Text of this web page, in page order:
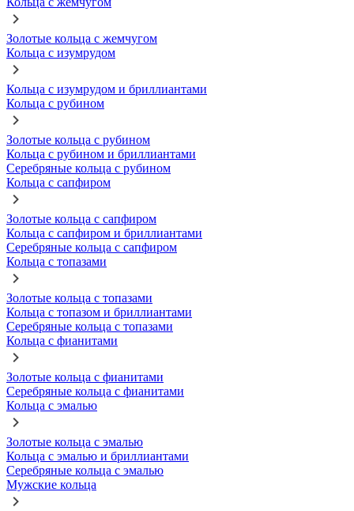
Золотые кольца с жемчугом
Кольца с изумрудом
Кольца с изумрудом и бриллиантами
Кольца с рубином
Золотые кольца с рубином
Кольца с рубином и бриллиантами
Серебряные кольца с рубином
Кольца с сапфиром
Золотые кольца с сапфиром
Кольца с сапфиром и бриллиантами
Серебряные кольца с сапфиром
Кольца с топазами
Золотые кольца с топазами
Кольца с топазом и бриллиантами
Серебряные кольца с топазами
Кольца с фианитами
Золотые кольца с фианитами
Серебряные кольца с фианитами
Кольца с эмалью
Золотые кольца с эмалью
Кольца с эмалью и бриллиантами
Серебряные кольца с эмалью
Мужские кольца